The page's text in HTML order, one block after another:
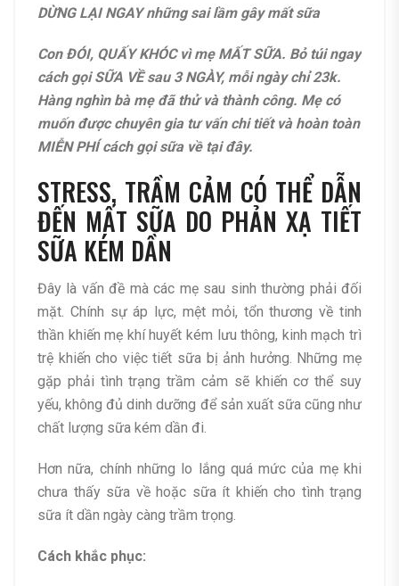
DỪNG LẠI NGAY những sai lầm gây mất sữa
Con ĐÓI, QUẤY KHÓC vì mẹ MẤT SỮA. Bỏ túi ngay
cách gọi SỮA VỀ sau 3 NGÀY, mỗi ngày chỉ 23k.
Hàng nghìn bà mẹ đã thử và thành công. Mẹ có
muốn được chuyên gia tư vấn chi tiết và hoàn toàn
MIỄN PHÍ cách gọi sữa về tại đây.
STRESS, TRẦM CẢM CÓ THỂ DẪN
ĐẾN MẤT SỮA DO PHẢN XẠ TIẾT
SỮA KÉM DẦN
Đây là vấn đề mà các mẹ sau sinh thường phải đối
mặt. Chính sự áp lực, mệt mỏi, tổn thương về tinh
thần khiến mẹ khí huyết kém lưu thông, kinh mạch trì
trệ khiến cho việc tiết sữa bị ảnh hưởng. Những mẹ
gặp phải tình trạng trầm cảm sẽ khiến cơ thể suy
yếu, không đủ dinh dưỡng để sản xuất sữa cũng như
chất lượng sữa kém dần đi.
Hơn nữa, chính những lo lắng quá mức của mẹ khi
chưa thấy sữa về hoặc sữa ít khiến cho tình trạng
sữa ít dần ngày càng trầm trọng.
Cách khắc phục: